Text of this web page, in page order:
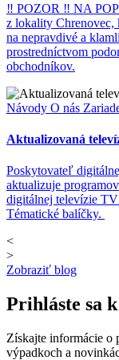
‼ POZOR ‼ NA
z lokality Chrenovec,
na nepravdivé a
prostredníctvom
obchodníkov.
Návody O nás
Aktualizovaná
Poskytovateľ
aktualizuje
digitálnej televízie
Tématické balíčky.
<
>
Zobraziť blog
Prihláste sa
Získajte informácie o
výpadkoch a